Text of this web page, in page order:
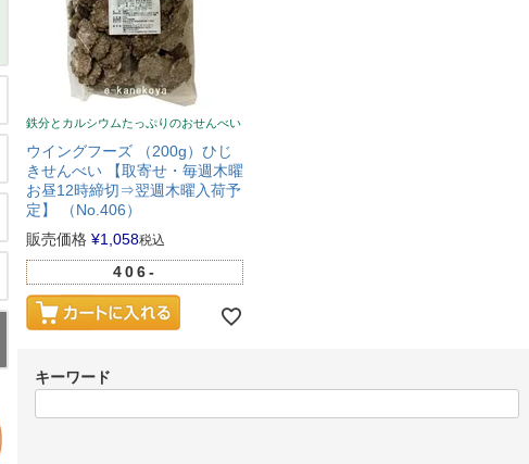
鉄分とカルシウムたっぷりのおせんべい
ウイングフーズ （200g）ひじ
きせんべい 【取寄せ・毎週木曜
お昼12時締切⇒翌週木曜入荷予
定】 （No.406）
販売価格 ¥1,058税込
406-
キーワード